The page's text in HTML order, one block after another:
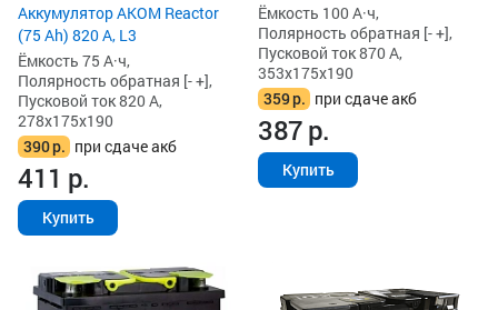
Аккумулятор AKOM Reactor
(75 Ah) 820 А, L3
Ёмкость 75 А·ч,
Полярность обратная [- +],
Пусковой ток 820 А,
278x175x190
390р. при сдаче акб
411 р.
Купить
Ёмкость 100 А·ч,
Полярность обратная [- +],
Пусковой ток 870 А,
353x175x190
359р. при сдаче акб
387р.
Купить